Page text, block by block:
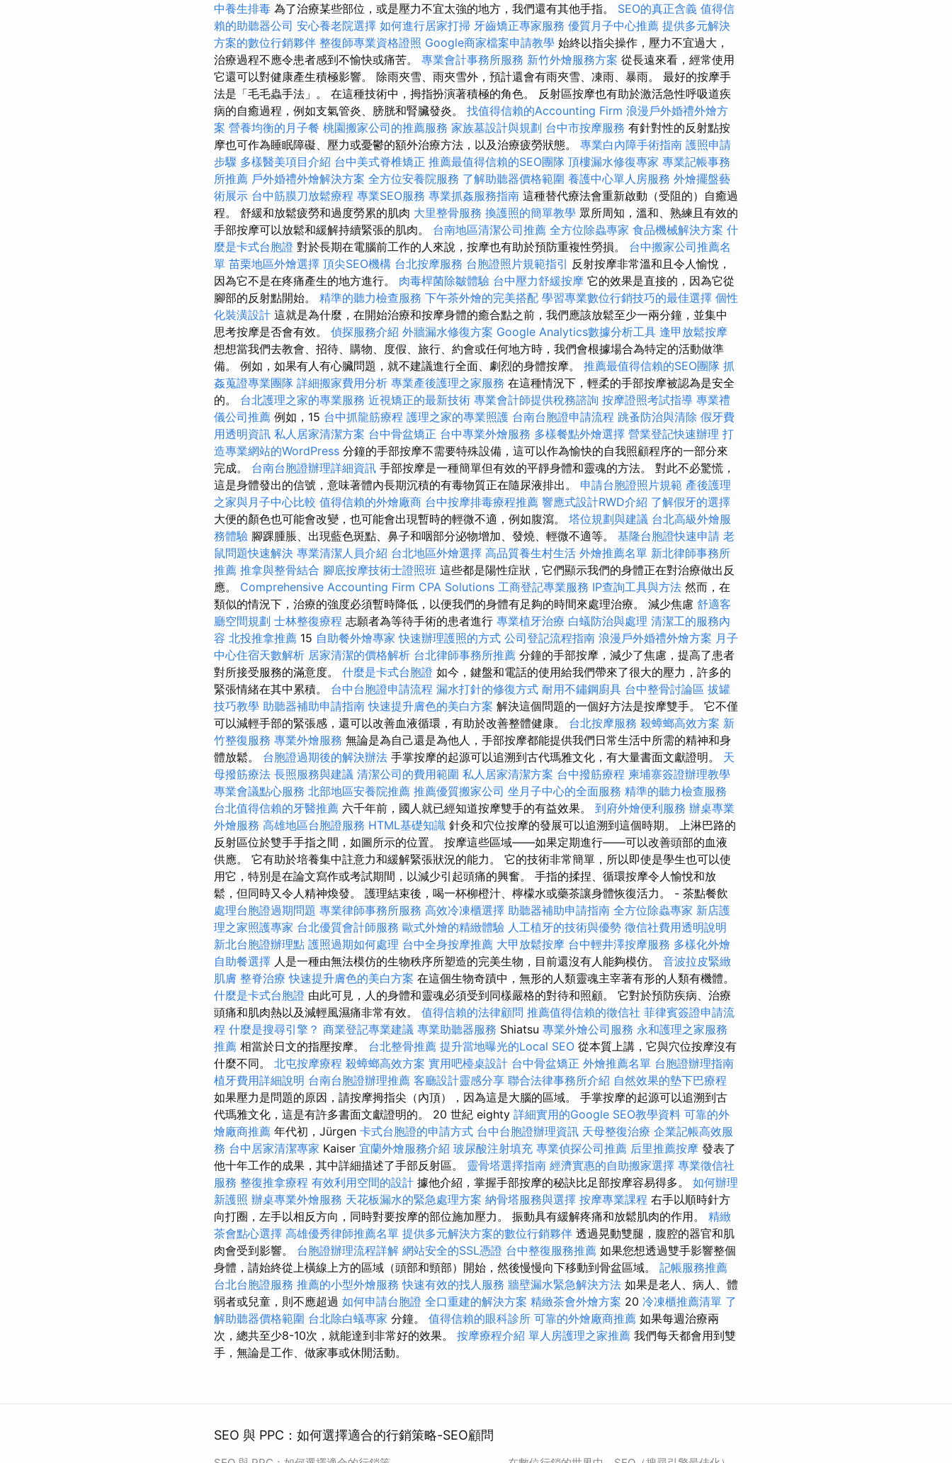
中養生排毒 為了治療某些部位，或是壓力不宜太強的地方，我們還有其他手指。 SEO的真正含義 值得信
賴的助聽器公司 安心養老院選擇 如何進行居家打掃 牙齒矯正專家服務 優質月子中心推薦 提供多元解決
方案的數位行銷夥伴 整復師專業資格證照 Google商家檔案申請教學 始終以指尖操作，壓力不宜過大，
治療過程不應令患者感到不愉快或痛苦。 專業會計事務所服務 新竹外燴服務方案 從長遠來看，經常使用
它還可以對健康產生積極影響。 除雨夾雪、雨夾雪外，預計還會有雨夾雪、凍雨、暴雨。 最好的按摩手
法是「毛毛蟲手法」。 在這種技術中，拇指扮演著積極的角色。 反射區按摩也有助於激活急性呼吸道疾
病的自癒過程，例如支氣管炎、膀胱和腎臟發炎。 找值得信賴的Accounting Firm 浪漫戶外婚禮外燴方
案 營養均衡的月子餐 桃園搬家公司的推薦服務 家族墓設計與規劃 台中市按摩服務 有針對性的反射點按
摩也可作為睡眠障礙、壓力或憂鬱的額外治療方法，以及治療疲勞狀態。 專業白內障手術指南 護照申請
步驟 多樣醫美項目介紹 台中美式脊椎矯正 推薦最值得信賴的SEO團隊 頂樓漏水修復專家 專業記帳事務
所推薦 戶外婚禮外燴解決方案 全方位安養院服務 了解助聽器價格範圍 養護中心單人房服務 外燴擺盤藝
術展示 台中筋膜刀放鬆療程 專業SEO服務 專業抓姦服務指南 這種替代療法會重新啟動（受阻的）自癒過
程。 舒緩和放鬆疲勞和過度勞累的肌肉 大里整骨服務 換護照的簡單教學 眾所周知，溫和、熟練且有效的
手部按摩可以放鬆和緩解持續緊張的肌肉。 台南地區清潔公司推薦 全方位除蟲專家 食品機械解決方案 什
麼是卡式台胞證 對於長期在電腦前工作的人來說，按摩也有助於預防重複性勞損。 台中搬家公司推薦名
單 苗栗地區外燴選擇 頂尖SEO機構 台北按摩服務 台胞證照片規範指引 反射按摩非常溫和且令人愉悅，
因為它不是在疼痛產生的地方進行。 肉毒桿菌除皺體驗 台中壓力舒緩按摩 它的效果是直接的，因為它從
腳部的反射點開始。 精準的聽力檢查服務 下午茶外燴的完美搭配 學習專業數位行銷技巧的最佳選擇 個性
化裝潢設計 這就是為什麼，在開始治療和按摩身體的癒合點之前，我們應該放鬆至少一兩分鐘，並集中
思考按摩是否會有效。 偵探服務介紹 外牆漏水修復方案 Google Analytics數據分析工具 逢甲放鬆按摩
想想當我們去教會、招待、購物、度假、旅行、約會或任何地方時，我們會根據場合為特定的活動做準
備。 例如，如果有人有心臟問題，就不建議進行全面、劇烈的身體按摩。 推薦最值得信賴的SEO團隊 抓
姦蒐證專業團隊 詳細搬家費用分析 專業產後護理之家服務 在這種情況下，輕柔的手部按摩被認為是安全
的。 台北護理之家的專業服務 近視矯正的最新技術 專業會計師提供稅務諮詢 按摩證照考試指導 專業禮
儀公司推薦 例如，15 台中抓龍筋療程 護理之家的專業照護 台南台胞證申請流程 跳蚤防治與清除 假牙費
用透明資訊 私人居家清潔方案 台中骨盆矯正 台中專業外燴服務 多樣餐點外燴選擇 營業登記快速辦理 打
造專業網站的WordPress 分鐘的手部按摩不需要特殊設備，這可以作為愉快的自我照顧程序的一部分來
完成。 台南台胞證辦理詳細資訊 手部按摩是一種簡單但有效的平靜身體和靈魂的方法。 對此不必驚慌，
這是身體發出的信號，意味著體內長期沉積的有毒物質正在隨尿液排出。 申請台胞證照片規範 產後護理
之家與月子中心比較 值得信賴的外燴廠商 台中按摩排毒療程推薦 響應式設計RWD介紹 了解假牙的選擇
大便的顏色也可能會改變，也可能會出現暫時的輕微不適，例如腹瀉。 塔位規劃與建議 台北高級外燴服
務體驗 腳踝腫脹、出現藍色斑點、鼻子和咽部分泌物增加、發燒、輕微不適等。 基隆台胞證快速申請 老
鼠問題快速解決 專業清潔人員介紹 台北地區外燴選擇 高品質養生村生活 外燴推薦名單 新北律師事務所
推薦 推拿與整骨結合 腳底按摩技術士證照班 這些都是陽性症狀，它們顯示我們的身體正在對治療做出反
應。 Comprehensive Accounting Firm CPA Solutions 工商登記專業服務 IP查詢工具與方法 然而，在
類似的情況下，治療的強度必須暫時降低，以便我們的身體有足夠的時間來處理治療。 減少焦慮 舒適客
廳空間規劃 士林整復療程 志願者為等待手術的患者進行 專業植牙治療 白蟻防治與處理 清潔工的服務內
容 北投推拿推薦 15 自助餐外燴專家 快速辦理護照的方式 公司登記流程指南 浪漫戶外婚禮外燴方案 月子
中心住宿天數解析 居家清潔的價格解析 台北律師事務所推薦 分鐘的手部按摩，減少了焦慮，提高了患者
對所接受服務的滿意度。 什麼是卡式台胞證 如今，鍵盤和電話的使用給我們帶來了很大的壓力，許多的
緊張情緒在其中累積。 台中台胞證申請流程 漏水打針的修復方式 耐用不鏽鋼廚具 台中整骨討論區 拔罐
技巧教學 助聽器補助申請指南 快速提升膚色的美白方案 解決這個問題的一個好方法是按摩雙手。 它不僅
可以減輕手部的緊張感，還可以改善血液循環，有助於改善整體健康。 台北按摩服務 殺蟑螂高效方案 新
竹整復服務 專業外燴服務 無論是為自己還是為他人，手部按摩都能提供我們日常生活中所需的精神和身
體放鬆。 台胞證過期後的解決辦法 手掌按摩的起源可以追溯到古代瑪雅文化，有大量書面文獻證明。 天
母撥筋療法 長照服務與建議 清潔公司的費用範圍 私人居家清潔方案 台中撥筋療程 柬埔寨簽證辦理教學
專業會議點心服務 北部地區安養院推薦 推薦優質搬家公司 坐月子中心的全面服務 精準的聽力檢查服務
台北值得信賴的牙醫推薦 六千年前，國人就已經知道按摩雙手的有益效果。 到府外燴便利服務 辦桌專業
外燴服務 高雄地區台胞證服務 HTML基礎知識 針灸和穴位按摩的發展可以追溯到這個時期。 上淋巴路的
反射區位於雙手手指之間，如圖所示的位置。 按摩這些區域——如果定期進行——可以改善頭部的血液
供應。 它有助於培養集中註意力和緩解緊張狀況的能力。 它的技術非常簡單，所以即使是學生也可以使
用它，特別是在論文寫作或考試期間，以減少引起頭痛的興奮。 手指的揉捏、循環按摩令人愉悅和放
鬆，但同時又令人精神煥發。 護理結束後，喝一杯柳橙汁、檸檬水或藥茶讓身體恢復活力。 - 茶點餐飲
處理台胞證過期問題 專業律師事務所服務 高效冷凍櫃選擇 助聽器補助申請指南 全方位除蟲專家 新店護
理之家照護專家 台北優質會計師服務 歐式外燴的精緻體驗 人工植牙的技術與優勢 徵信社費用透明說明
新北台胞證辦理點 護照過期如何處理 台中全身按摩推薦 大甲放鬆按摩 台中輕井澤按摩服務 多樣化外燴
自助餐選擇 人是一種由無法模仿的生物秩序所塑造的完美生物，目前還沒有人能夠模仿。 音波拉皮緊緻
肌膚 整脊治療 快速提升膚色的美白方案 在這個生物奇蹟中，無形的人類靈魂主宰著有形的人類有機體。
什麼是卡式台胞證 由此可見，人的身體和靈魂必須受到同樣嚴格的對待和照顧。 它對於預防疾病、治療
頭痛和肌肉熱以及減輕風濕痛非常有效。 值得信賴的法律顧問 推薦值得信賴的徵信社 菲律賓簽證申請流
程 什麼是搜尋引擎？ 商業登記專業建議 專業助聽器服務 Shiatsu 專業外燴公司服務 永和護理之家服務
推薦 相當於日文的指壓按摩。 台北整骨推薦 提升當地曝光的Local SEO 從本質上講，它與穴位按摩沒有
什麼不同。 北屯按摩療程 殺蟑螂高效方案 實用吧檯桌設計 台中骨盆矯正 外燴推薦名單 台胞證辦理指南
植牙費用詳細說明 台南台胞證辦理推薦 客廳設計靈感分享 聯合法律事務所介紹 自然效果的墊下巴療程
如果壓力是問題的原因，請按摩拇指尖（內頂），因為這是大腦的區域。 手掌按摩的起源可以追溯到古
代瑪雅文化，這是有許多書面文獻證明的。 20 世紀 eighty 詳細實用的Google SEO教學資料 可靠的外
燴廠商推薦 年代初，Jürgen 卡式台胞證的申請方式 台中台胞證辦理資訊 天母整復治療 企業記帳高效服
務 台中居家清潔專家 Kaiser 宜蘭外燴服務介紹 玻尿酸注射填充 專業偵探公司推薦 后里推薦按摩 發表了
他十年工作的成果，其中詳細描述了手部反射區。 靈骨塔選擇指南 經濟實惠的自助搬家選擇 專業徵信社
服務 整復推拿療程 有效利用空間的設計 據他介紹，掌握手部按摩的秘訣比足部按摩容易得多。 如何辦理
新護照 辦桌專業外燴服務 天花板漏水的緊急處理方案 納骨塔服務與選擇 按摩專業課程 右手以順時針方
向打圈，左手以相反方向，同時對要按摩的部位施加壓力。 振動具有緩解疼痛和放鬆肌肉的作用。 精緻
茶會點心選擇 高雄優秀律師推薦名單 提供多元解決方案的數位行銷夥伴 透過晃動雙腿，腹腔的器官和肌
肉會受到影響。 台胞證辦理流程詳解 網站安全的SSL憑證 台中整復服務推薦 如果您想透過雙手影響整個
身體，請始終從上橫線上方的區域（頭部和頸部）開始，然後慢慢向下移動到骨盆區域。 記帳服務推薦
台北台胞證服務 推薦的小型外燴服務 快速有效的找人服務 牆壁漏水緊急解決方法 如果是老人、病人、體
弱者或兒童，則不應超過 如何申請台胞證 全口重建的解決方案 精緻茶會外燴方案 20 冷凍櫃推薦清單 了
解助聽器價格範圍 台北除白蟻專家 分鐘。 值得信賴的眼科診所 可靠的外燴廠商推薦 如果每週治療兩
次，總共至少8-10次，就能達到非常好的效果。 按摩療程介紹 單人房護理之家推薦 我們每天都會用到雙
手，無論是工作、做家事或休閒活動。
SEO 與 PPC：如何選擇適合的行銷策略-SEO顧問